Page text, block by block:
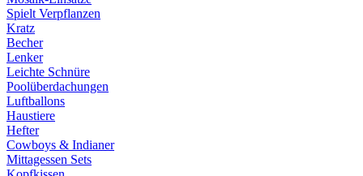
Spielt Verpflanzen
Kratz
Becher
Lenker
Leichte Schnüre
Poolüberdachungen
Luftballons
Haustiere
Hefter
Cowboys & Indianer
Mittagessen Sets